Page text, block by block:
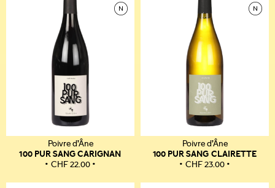
Poivre d’Âne
100 PUR SANG CARIGNAN
CHF22.00
Poivre d’Âne
100 PUR SANG CLAIRETTE
CHF23.00